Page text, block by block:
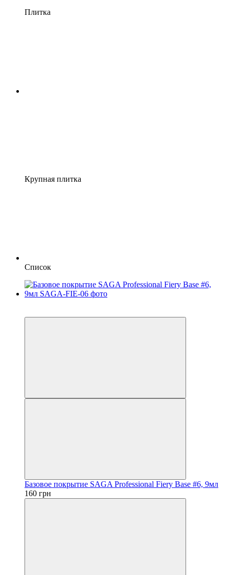
Плитка
Крупная плитка
Список
Базовое покрытие SAGA Professional Fiery Base #6, 9мл
160 грн